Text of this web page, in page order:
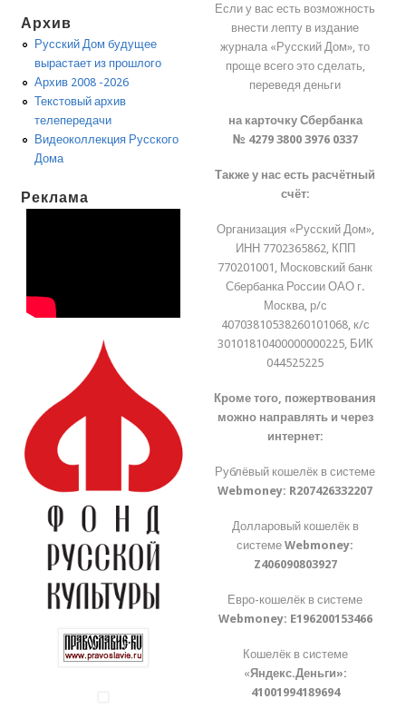
Архив
Русский Дом будущее
вырастает из прошлого
Архив 2008 -2026
Текстовый архив
телепередачи
Видеоколлекция Русского
Дома
Реклама
Если у вас есть возможность
внести лепту в издание
журнала «Русский Дом», то
проще всего это сделать,
переведя деньги
на карточку Сбербанка
№ 4279 3800 3976 0337
Также у нас есть расчётный
счёт:
Организация «Русский Дом»,
ИНН 7702365862, КПП
770201001, Московский банк
Сбербанка России ОАО г.
Москва, р/с
40703810538260101068, к/с
30101810400000000225, БИК
044525225
Кроме того, пожертвования
можно направлять и через
интернет:
Рублёвый кошелёк в системе
Webmoney: R207426332207
Долларовый кошелёк в
системеWebmoney:
Z406090803927
Евро-кошелёк в системе
Webmoney: E196200153466
Кошелёк в системе
«Яндекс.Деньги»:
41001994189694